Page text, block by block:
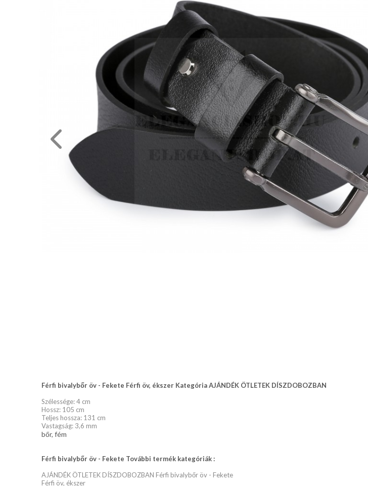
MÉRETTÁBLÁZAT
DÍSZDOBOZOS
TERMÉKEK
ÉRKEZETT!
BALLAGÁSRA
Férfi bivalybőr öv - Fekete Férfi öv, ékszer Kategória AJÁNDÉK ÖTLETEK DÍSZDOBOZBAN
Szélessége: 4 cm
Hossz: 105 cm
Teljes hossza: 131 cm
Vastagság: 3,6 mm
bőr, fém
Férfi bivalybőr öv - Fekete További termék kategóriák :
AJÁNDÉK ÖTLETEK DÍSZDOBOZBAN Férfi bivalybőr öv - Fekete
Férfi öv, ékszer